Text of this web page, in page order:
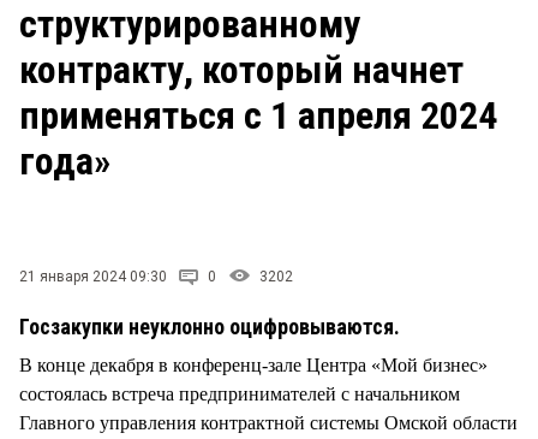
СТИЛЬ ЖИЗНИ
структурированному
контракту, который начнет
применяться с 1 апреля 2024
года»
21 января 2024 09:30 0 3202
Госзакупки неуклонно оцифровываются.
В конце декабря в конференц-зале Центра «Мой бизнес»
состоялась встреча предпринимателей с начальником
Главного управления контрактной системы Омской области